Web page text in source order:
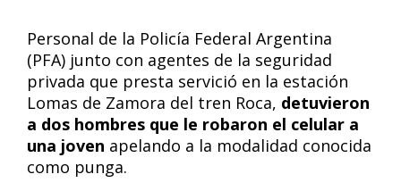
Personal de la Policía Federal Argentina
(PFA) junto con agentes de la seguridad
privada que presta servició en la estación
Lomas de Zamora del tren Roca, detuvieron
a dos hombres que le robaron el celular a
una joven apelando a la modalidad conocida
como punga.